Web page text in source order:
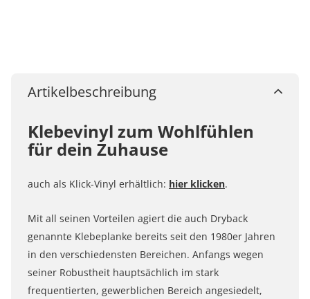
Artikelbeschreibung
Klebevinyl zum Wohlfühlen
für dein Zuhause
auch als Klick-Vinyl erhältlich: hier klicken.
Mit all seinen Vorteilen agiert die auch Dryback
genannte Klebeplanke bereits seit den 1980er Jahren
in den verschiedensten Bereichen. Anfangs wegen
seiner Robustheit hauptsächlich im stark
frequentierten, gewerblichen Bereich angesiedelt,